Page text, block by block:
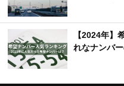
【2024年】
れなナンバ